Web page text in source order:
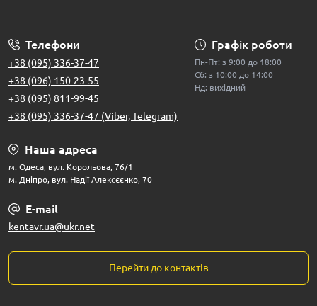
Телефони
+38 (095) 336-37-47
+38 (096) 150-23-55
+38 (095) 811-99-45
+38 (095) 336-37-47 (Viber, Telegram)
Графік роботи
Пн-Пт: з 9:00 до 18:00
Сб: з 10:00 до 14:00
Нд: вихідний
Наша адреса
м. Одеса, вул. Корольова, 76/1
м. Дніпро, вул. Надії Алексєєнко, 70
E-mail
kentavr.ua@ukr.net
Перейти до контактів